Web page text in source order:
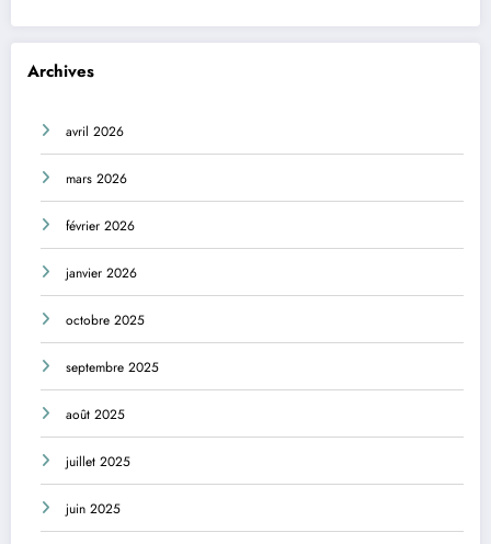
Archives
avril 2026
mars 2026
février 2026
janvier 2026
octobre 2025
septembre 2025
août 2025
juillet 2025
juin 2025